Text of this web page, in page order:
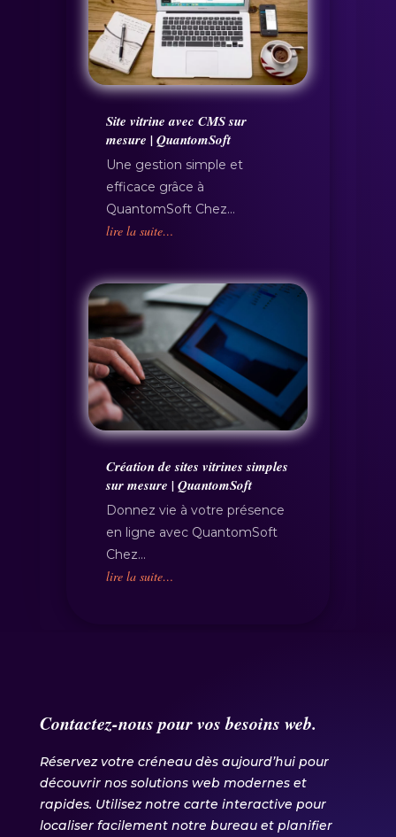
Site vitrine avec CMS sur
mesure | QuantomSoft
Une gestion simple et
efficace grâce à
QuantomSoft Chez…
lire la suite…
Création de sites vitrines simples
sur mesure | QuantomSoft
Donnez vie à votre présence
en ligne avec QuantomSoft
Chez…
lire la suite…
Contactez-nous pour vos besoins web.
Réservez votre créneau dès aujourd’hui pour
découvrir nos solutions web modernes et
rapides. Utilisez notre carte interactive pour
localiser facilement notre bureau et planifier